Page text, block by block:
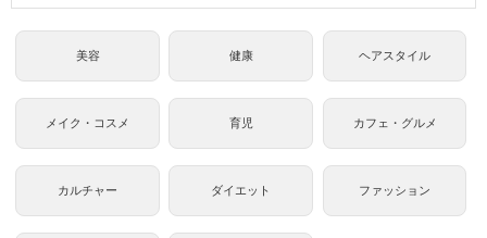
美容 健康 ヘアスタイル
メイク・コスメ 育児 カフェ・グルメ
カルチャー ダイエット ファッション